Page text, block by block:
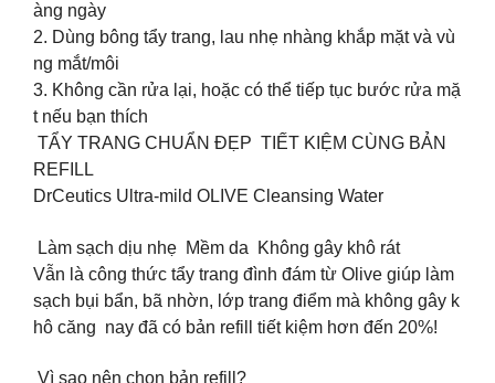
àng ngày
2. Dùng bông tẩy trang, lau nhẹ nhàng khắp mặt và vù
ng mắt/môi
3. Không cần rửa lại, hoặc có thể tiếp tục bước rửa mặ
t nếu bạn thích
️ TẨY TRANG CHUẨN ĐẸP TIẾT KIỆM CÙNG BẢN
REFILL
DrCeutics Ultra-mild OLIVE Cleansing Water
Làm sạch dịu nhẹ Mềm da Không gây khô rát
Vẫn là công thức tẩy trang đình đám từ Olive giúp làm
sạch bụi bẩn, bã nhờn, lớp trang điểm mà không gây k
hô căng nay đã có bản refill tiết kiệm hơn đến 20%!
Vì sao nên chọn bản refill?